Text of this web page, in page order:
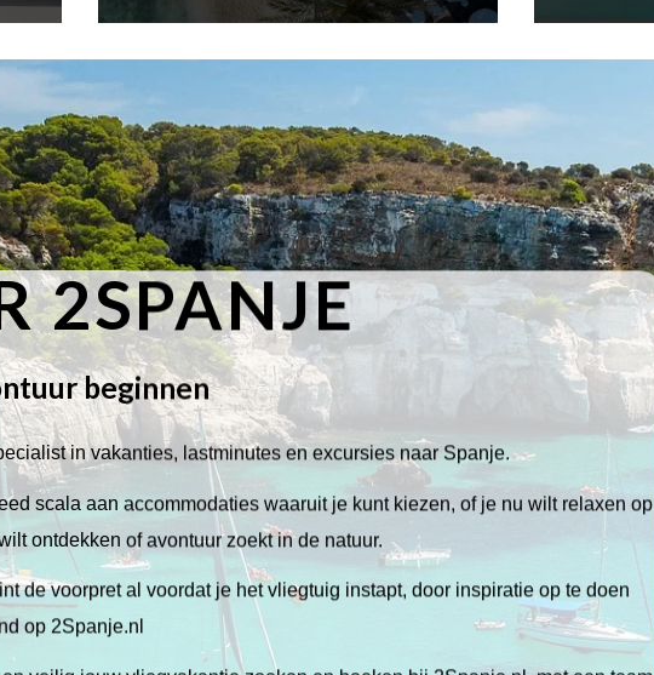
2SPANJE
beginnen
in vakanties, lastminutes en excursies naar Spanje.
scala aan accommodaties waaruit je kunt kiezen, of je nu wilt relaxen op
ontdekken of avontuur zoekt in de natuur.
de voorpret al voordat je het vliegtuig instapt, door inspiratie op te doen
op 2Spanje.nl